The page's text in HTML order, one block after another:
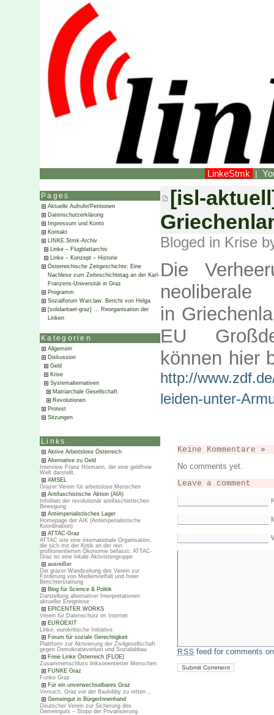
LinkeStmk |
Pages
Aktuelle Aufrufe/Petitionen
Datenschutzerklärung
Impressum und Konto
Kontakt
LINKE.Stmk-Archiv
Linke – Flugblattarchiv
Linke – Konzept – Historie
Österreichische Zeitgeschichte: Eine
Nachlese zum Zeiteschichtetag an der Karl-
Franzens-Universität in Graz
Programm
Sozialforum Warclaw: Bericht von Helga
[solidaritaet-graz] … Reorganisation der
Linken
Kategorien
Allgemein
Diskussion
Geld
Krise
Systemalternativen
Matriarchale Gesellschaft
Revolutionen
Protest
Sitzungen
Links
Aktive Arbeitslose Österreich
Alternative zu Geld
Interview Franz Hörmann, der eine geldfreie
Welt darstellt.
AMSEL
Grazer Verein für arbeitslose Menschen
Antifaschistische Aktion (AfA)
Infoblatt der revolutionär antifaschistischen
Bewegung
Antiimperialistisches Lager
Homepage der AIK (Antiimperialistische
Koordination)
ATTAC-Graz
ATTAC iste eine internationale Organisation,
die sich mit der Kritik an der rein
profitorientierten Ökonomie befasst; ATTAC-
Graz ist eine lokale Aktivistengruppe
ausreißer
Die grazer Wandzeitung des Verein zur
Förderung von Medienvielfalt und freier
Berichterstattung
Blog für Science & Politik
Darstellung alternativer Interpretationen
aktueller Ereignisse
EPICENTER.WORKS
Verein für Datenschutz im Internet
EUROEXIT
Linke, eurokritische Initiative
Forum für soziale Gerechtigkeit
Plattform zur Aktivierung der Zivilgesellschaft
gegen Demokratieverlust und Sozialabbau
Freie Linke Österreich (FLOE)
Zusammenschluss linksorientierter Menschen
FUNKE Graz
Funke Graz
Für ein unverwechselbares Graz
Versuch, Graz vor der Baulobby zu retten ..
Gemeingut in BürgerInnenhand
Deutscher Verein zur Sicherung des
Gemeinguts – Stopp der Privatisierung
[isl-
Bloged in Krise
Die
in
EU
können hier
http://
leiden-unter-
Keine Kommentare »
No comments yet.
Leave a comment
RSS feed for comments